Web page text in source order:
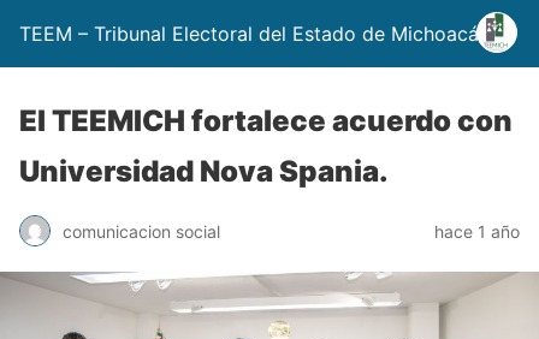
TEEM – Tribunal Electoral del Estado de Michoacán
El TEEMICH fortalece acuerdo con
Universidad Nova Spania.
comunicacion social hace 1 año